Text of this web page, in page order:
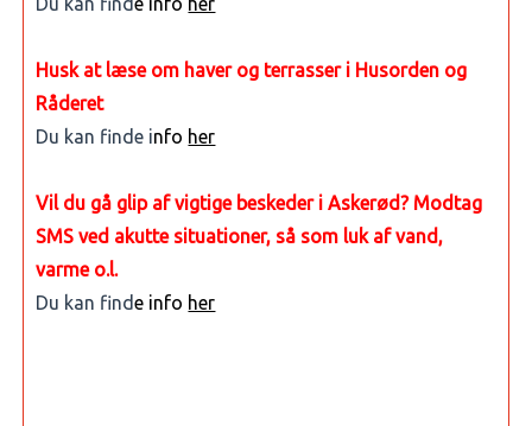
Husk at læse om haver og terrasser i Husorden og
Råderet
Du kan finde info her
Vil du gå glip af vigtige beskeder i Askerød? Modtag
SMS ved akutte situationer, så som luk af vand,
varme o.l.
Du kan finde info her